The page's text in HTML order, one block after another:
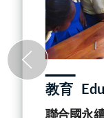
教育
聯合國永